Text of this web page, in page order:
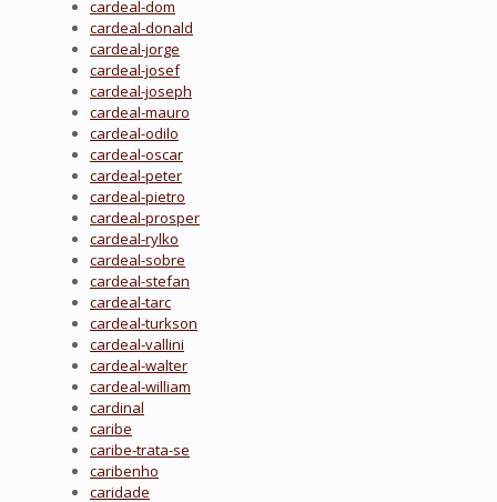
cardeal-dom
cardeal-donald
cardeal-jorge
cardeal-josef
cardeal-joseph
cardeal-mauro
cardeal-odilo
cardeal-oscar
cardeal-peter
cardeal-pietro
cardeal-prosper
cardeal-rylko
cardeal-sobre
cardeal-stefan
cardeal-tarc
cardeal-turkson
cardeal-vallini
cardeal-walter
cardeal-william
cardinal
caribe
caribe-trata-se
caribenho
caridade